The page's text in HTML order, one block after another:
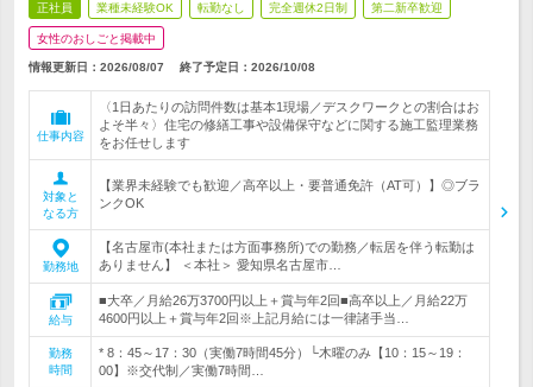
正社員 業種未経験OK 転勤なし 完全週休2日制 第二新卒歓迎
女性のおしごと掲載中
情報更新日：2026/08/07 終了予定日： 2026/10/08
仕事内容
〈1日あたりの訪問件数は基本1現場／デスクワークとの割合はお
よそ半々〉住宅の修繕工事や設備保守などに関する施工監理業務
をお任せします
対象と
なる方
【業界未経験でも歓迎／高卒以上・要普通免許（AT可）】◎ブラ
ンクOK
勤務地
【名古屋市(本社または方面事務所)での勤務／転居を伴う転勤は
ありません】 ＜本社＞ 愛知県名古屋市…
給与
■大卒／月給26万3700円以上＋賞与年2回■高卒以上／月給22万
4600円以上＋賞与年2回※上記月給には一律諸手当…
勤務
時間
* 8：45～17：30（実働7時間45分）└木曜のみ【10：15～19：
00】※交代制／実働7時間…